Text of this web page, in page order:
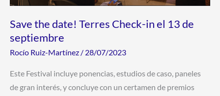
Save the date! Terres Check-in el 13 de
septiembre
Rocío Ruiz-Martínez / 28/07/2023
Este Festival incluye ponencias, estudios de caso, paneles
de gran interés, y concluye con un certamen de premios